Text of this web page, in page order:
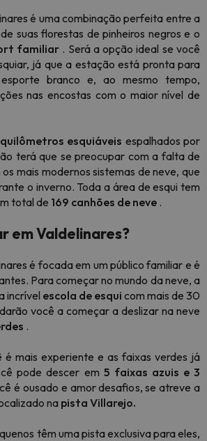
é uma combinação perfeita entre a
suas florestas de pinheiros negros e o
familiar . Será a opção ideal se você
já que a estação está pronta para
branco e, ao mesmo tempo,
nas encostas com o maior nível de
esquiáveis espalhados por
terá que se preocupar com a falta de
mais modernos sistemas de neve, que
o inverno. Toda a área de esqui tem
total de 169 canhões de neve .
em Valdelinares?
é focada em um público familiar e é
Para começar no mundo da neve, a
incrível escola de esqui com mais de 30
você a começar a deslizar na neve
.
é mais experiente e as faixas verdes já
pode descer em 5 faixas azuis e 3
é ousado e amor desafios, se atreve a
na pista Villarejo.
têm uma pista exclusiva para eles,